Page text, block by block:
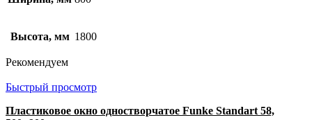
Высота, мм 1800
Рекомендуем
Быстрый просмотр
Пластиковое окно одностворчатое Funke Standart 58,